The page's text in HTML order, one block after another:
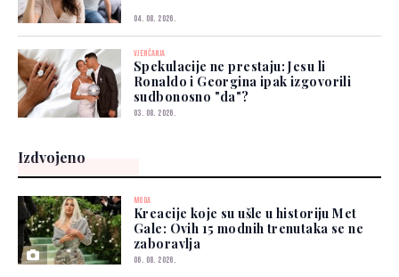
04. 08. 2026.
VJENČANJA
Spekulacije ne prestaju: Jesu li
Ronaldo i Georgina ipak izgovorili
sudbonosno "da"?
03. 08. 2026.
Izdvojeno
MODA
Kreacije koje su ušle u historiju Met
Gale: Ovih 15 modnih trenutaka se ne
zaboravlja
06. 08. 2026.